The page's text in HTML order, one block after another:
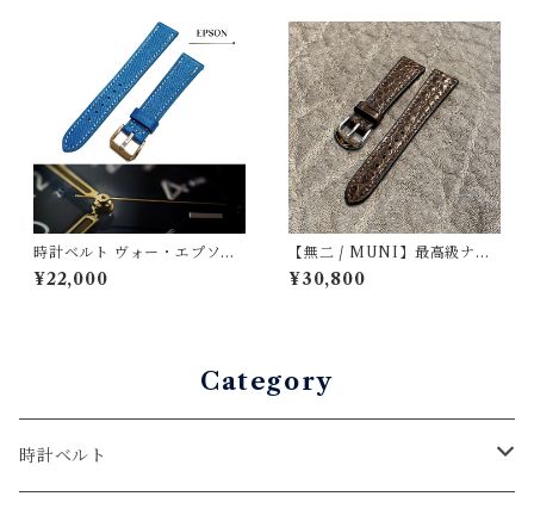
時計ベルト ヴォー・エプソン
ジーンブルー 19mm-16mm
【スタンダード】フルフラッ
¥22,000
【無二 / MUNI】最高級ナイ
ルクロコダイル仕立て 時計レ
ザーストラップ / ブラウン・
¥30,800
Category
時計ベルト